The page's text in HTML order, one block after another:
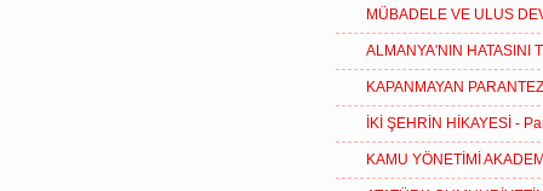
MÜBADELE VE ULUS
ALMANYA'NIN HATASINI
KAPANMAYAN
İKİ ŞEHRİN HİKAYESİ -
KAMU YÖNETİMİ